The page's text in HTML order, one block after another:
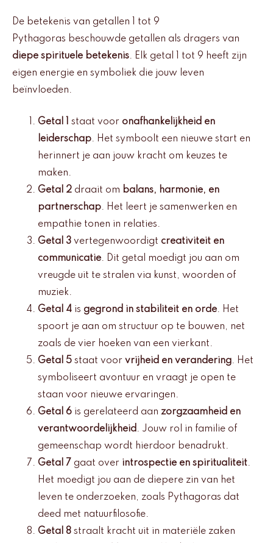
De betekenis van getallen 1 tot 9
Pythagoras beschouwde getallen als dragers van
diepe spirituele betekenis. Elk getal 1 tot 9 heeft zijn
eigen energie en symboliek die jouw leven
beïnvloeden.
Getal 1 staat voor onafhankelijkheid en
leiderschap. Het symboolt een nieuwe start en
herinnert je aan jouw kracht om keuzes te
maken.
Getal 2 draait om balans, harmonie, en
partnerschap. Het leert je samenwerken en
empathie tonen in relaties.
Getal 3 vertegenwoordigt creativiteit en
communicatie. Dit getal moedigt jou aan om
vreugde uit te stralen via kunst, woorden of
muziek.
Getal 4 is gegrond in stabiliteit en orde. Het
spoort je aan om structuur op te bouwen, net
zoals de vier hoeken van een vierkant.
Getal 5 staat voor vrijheid en verandering. Het
symboliseert avontuur en vraagt je open te
staan voor nieuwe ervaringen.
Getal 6 is gerelateerd aan zorgzaamheid en
verantwoordelijkheid. Jouw rol in familie of
gemeenschap wordt hierdoor benadrukt.
Getal 7 gaat over introspectie en spiritualiteit.
Het moedigt jou aan de diepere zin van het
leven te onderzoeken, zoals Pythagoras dat
deed met natuurfilosofie.
Getal 8 straalt kracht uit in materiële zaken